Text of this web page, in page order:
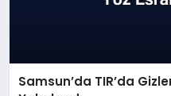
Samsun’da TIR’da